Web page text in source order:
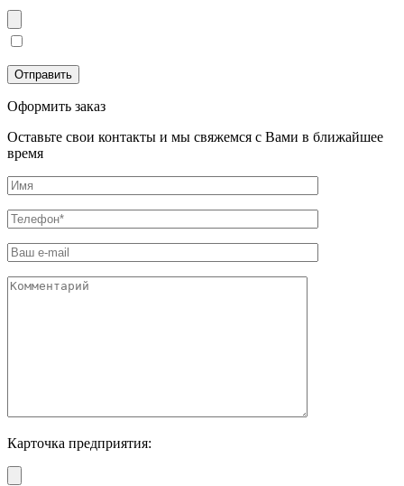
Оформить заказ
Оставьте свои контакты и мы свяжемся с Вами в ближайшее
время
Карточка предприятия: